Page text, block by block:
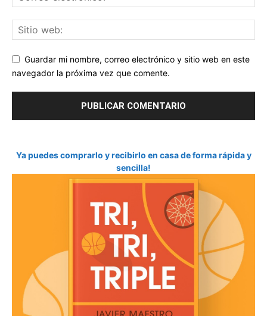
Guardar mi nombre, correo electrónico y sitio web en este
navegador la próxima vez que comente.
Ya puedes comprarlo y recibirlo en casa de forma rápida y
sencilla!